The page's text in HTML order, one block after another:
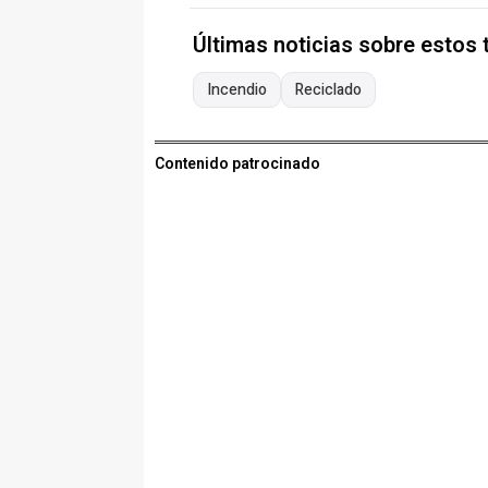
Últimas noticias sobre estos
Incendio Reciclado
Contenido patrocinado